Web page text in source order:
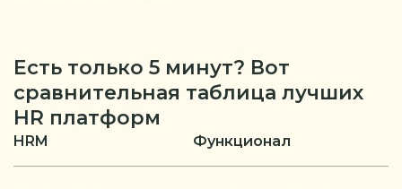
Есть только 5 минут? Вот
сравнительная таблица лучших
HR платформ
HRM Функционал